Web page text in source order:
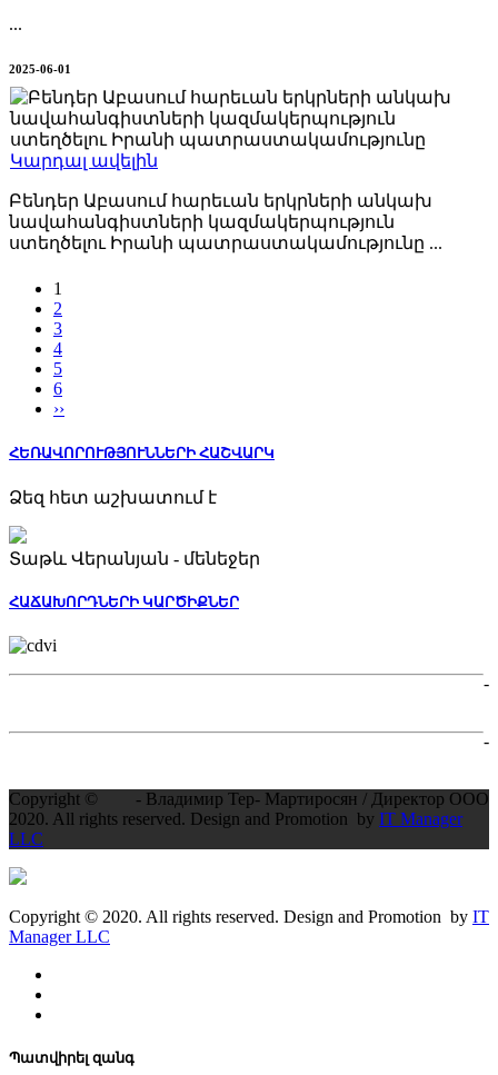
...
2025-06-01
Կարդալ ավելին
Բենդեր Աբասում հարեւան երկրների անկախ
նավահանգիստների կազմակերպություն
ստեղծելու Իրանի պատրաստակամությունը ...
2025-05-26
1
2
3
4
5
6
››
ՀԵՌԱՎՈՐՈՒԹՅՈՒՆՆԵՐԻ ՀԱՇՎԱՐԿ
Ձեզ հետ աշխատում է
Տաթև Վերանյան - մենեջեր
ՀԱՃԱԽՈՐԴՆԵՐԻ ԿԱՐԾԻՔՆԵՐ
-
-
- Владимир Тер- Мартиросян / Директор ООО
Copyright ©
2020. All rights reserved. Design and Promotion by IT Manager
LLC
Copyright © 2020. All rights reserved. Design and Promotion by IT
Manager LLC
Պատվիրել զանգ